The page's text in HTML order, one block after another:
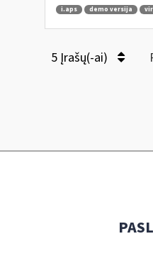
i.aps demo versija
5 Įrašų(-ai)